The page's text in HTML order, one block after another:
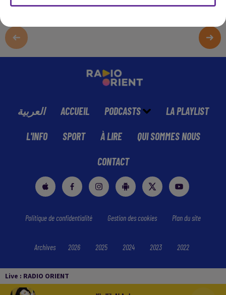
Live : RADIO ORIENT
العربية ACCUEIL PODCASTS LA PLAYLIST
L'INFO SPORT À LIRE QUI SOMMES NOUS
CONTACT
Politique de confidentialité Gestion des cookies Plan du site
Archives 2026 2025 2024 2023 2022